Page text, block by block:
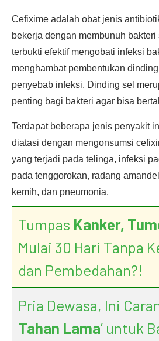
Cefixime adalah obat jenis
bekerja dengan membunuh bakteri
terbukti efektif mengobati infeksi
menghambat pembentukan
penyebab infeksi. Dinding sel
penting bagi bakteri agar bisa
Terdapat beberapa jenis penyakit
diatasi dengan mengonsumsi
yang terjadi pada telinga, infeksi
pada tenggorokan, radang
kemih, dan pneumonia.
Tumpas Kanker,
Mulai 30 Hari Tanpa
dan Pembedahan?!
Pria Dewasa, Ini
Tahan Lama’ untuk